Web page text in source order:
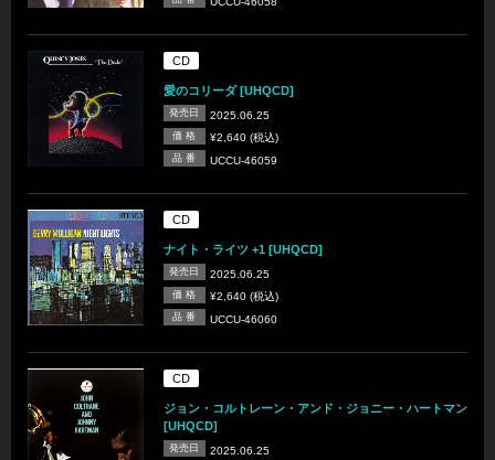
CD
愛のコリーダ [UHQCD]
発売日 2025.06.25
価 格 ¥2,640 (税込)
品 番 UCCU-46059
CD
ナイト・ライツ +1 [UHQCD]
発売日 2025.06.25
価 格 ¥2,640 (税込)
品 番 UCCU-46060
CD
ジョン・コルトレーン・アンド・ジョニー・ハートマン
[UHQCD]
発売日 2025.06.25